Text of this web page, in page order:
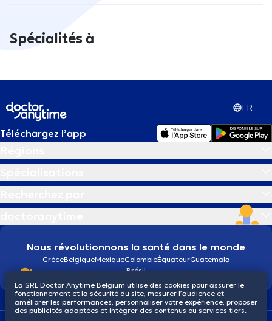
Spécialités à
FR
Téléchargez l’app
Nous révolutionnons la santé dans le monde
GrèceBelgiqueMexiqueColombieÉquateurGuatemala
Brésil
La SRL Doctor Anytime Belgium utilise des cookies pour assurer le
fonctionnement et la sécurité du site, mesurer l’audience et
améliorer les performances, personnaliser votre expérience, proposer
des publicités adaptées et intégrer des contenus ou services tiers.